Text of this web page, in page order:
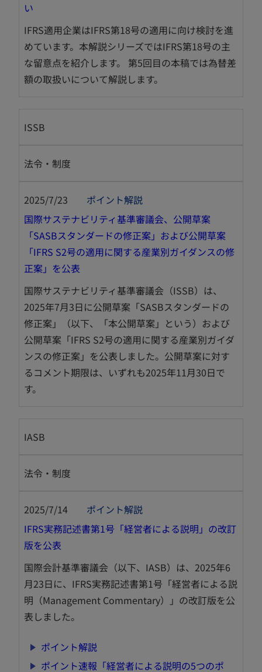
い
し
い
タ
ブ
く
IFRS適用企業はIFRS第18号の適用に向け検討を進
めています。本解説シリーズではIFRS第18号の主
な留意点を紹介します。 第5回目の本稿では為替差
額の取扱いについて解説します。
ISSB
法令・制度
2025/7/23
ポイント解説
国際サステナビリティ基準審議会、公開草案
「SASBスタンダードの修正案」および公開草案
「IFRS S2号の適用に関する産業別ガイダンスの修
正案」を公表
し
い
タ
ブ
開
国際サステナビリティ基準審議会（ISSB）は、
2025年7月3日に公開草案「SASBスタンダードの
修正案」（以下、「本公開草案」という）および
公開草案「IFRS S2号の適用に関する産業別ガイダ
ンスの修正案」を公表しました。公開草案に対す
るコメント期限は、いずれも2025年11月30日で
す。
IASB
法令・制度
2025/7/14
ポイント解説
IFRS実務記述書第1号「経営者による説明」の改訂
版を公表
し
ブ
開
く
国際会計基準審議会（以下、IASB）は、2025年6
月23日に、IFRS実務記述書第1号「経営者による説
明（Management Commentary）」の改訂版を公
表しました。
ポイント解説新
し
ポイント速報「経営者による説明の5つのポ